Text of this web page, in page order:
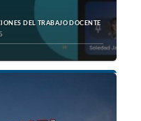
DEL TRABAJO DOCENTE